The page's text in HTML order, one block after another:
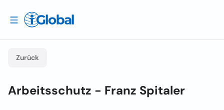
Zurück
Arbeitsschutz - Franz Spitaler